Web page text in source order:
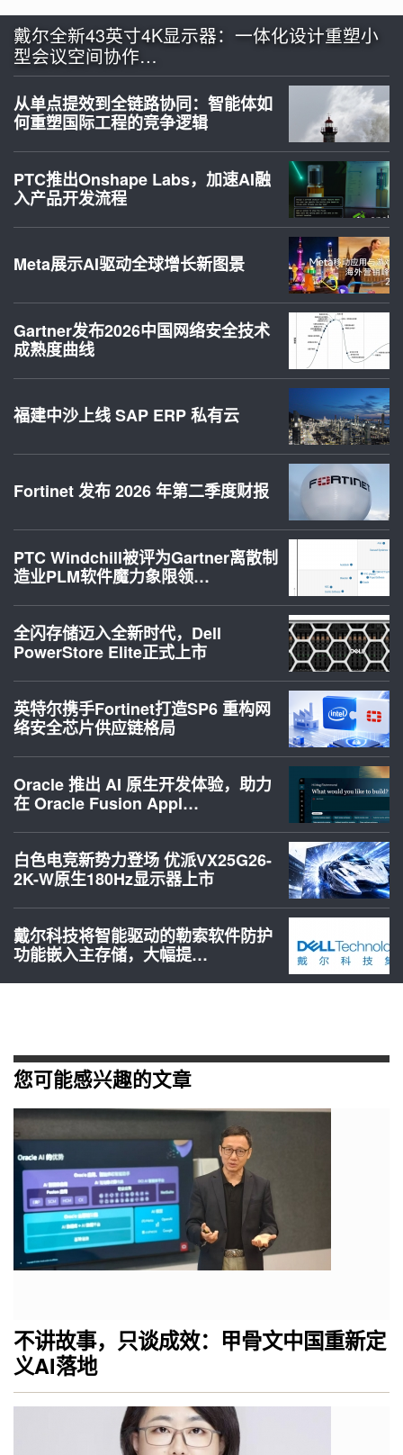
戴尔全新43英寸4K显示器：一体化设计重塑小
型会议空间协作…
从单点提效到全链路协同：智能体如
何重塑国际工程的竞争逻辑
PTC推出Onshape Labs，加速AI融
入产品开发流程
Meta展示AI驱动全球增长新图景
Gartner发布2026中国网络安全技术
成熟度曲线
福建中沙上线 SAP ERP 私有云
Fortinet 发布 2026 年第二季度财报
PTC Windchill被评为Gartner离散制
造业PLM软件魔力象限领…
全闪存储迈入全新时代，Dell
PowerStore Elite正式上市
英特尔携手Fortinet打造SP6 重构网
络安全芯片供应链格局
Oracle 推出 AI 原生开发体验，助力
在 Oracle Fusion Appl…
白色电竞新势力登场 优派VX25G26-
2K-W原生180Hz显示器上市
戴尔科技将智能驱动的勒索软件防护
功能嵌入主存储，大幅提…
您可能感兴趣的文章
不讲故事，只谈成效：甲骨文中国重新定
义AI落地